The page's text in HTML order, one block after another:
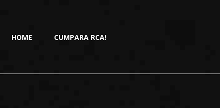
HOME CUMPARA RCA!